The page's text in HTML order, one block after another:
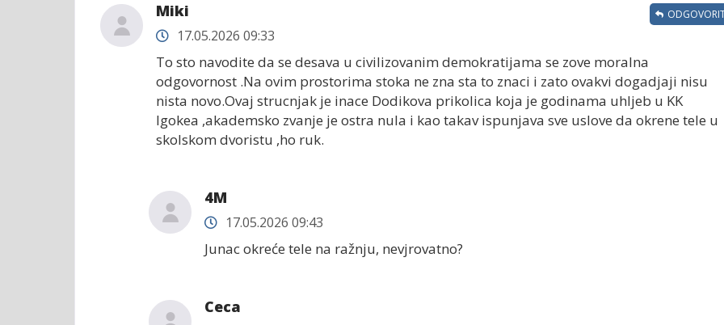
Miki
17.05.2026 09:33
To sto navodite da se desava u civilizovanim demokratijama se zove moralna
odgovornost .Na ovim prostorima stoka ne zna sta to znaci i zato ovakvi dogadjaji nisu
nista novo.Ovaj strucnjak je inace Dodikova prikolica koja je godinama uhljeb u KK
Igokea ,akademsko zvanje je ostra nula i kao takav ispunjava sve uslove da okrene tele u
skolskom dvoristu ,ho ruk.
4M
17.05.2026 09:43
Junac okreće tele na ražnju, nevjrovatno?
Ceca